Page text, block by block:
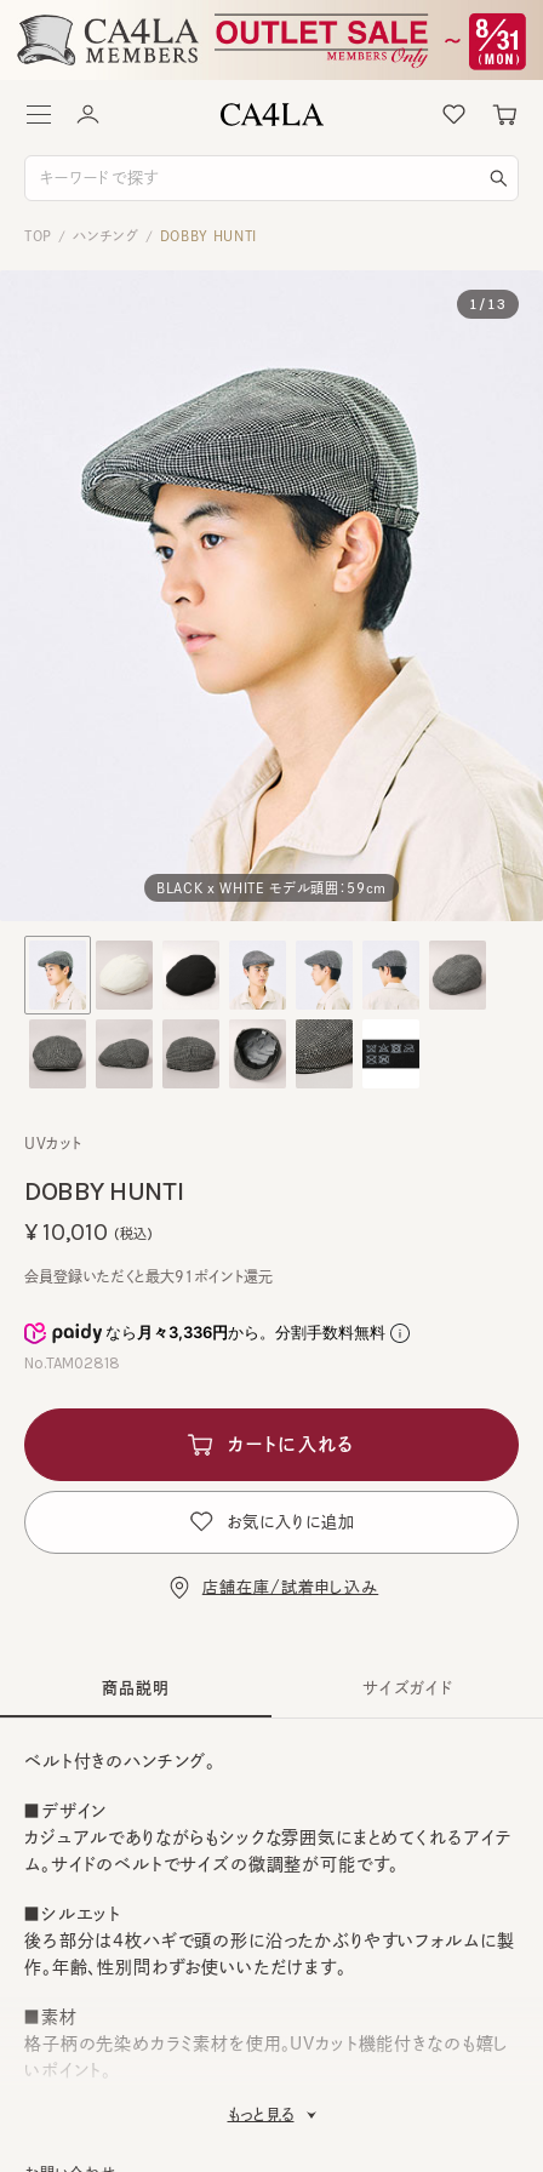
TOP / ハンチング / DOBBY HUNTI
BLACK x WHITE モデル頭囲：59cm
1 / 13
DOBBY HUNTI
UVカット
なら月々3,336円から。分割手数料無料
No.TAM02818
¥10,010 (税込)
会員登録いただくと最大91ポイント還元
カートに入れる
お気に入りに追加
店舗在庫/試着申し込み
商品説明
ベルト付きのハンチング。
■デザイン
カジュアルでありながらもシックな雰囲気にまとめてくれるアイテ
ム。サイドのベルトでサイズの微調整が可能です。
■シルエット
後ろ部分は4枚ハギで頭の形に沿ったかぶりやすいフォルムに製
作。年齢、性別問わずお使いいただけます。
■素材
格子柄の先染めカラミ素材を使用。UVカット機能付きなのも嬉し
いポイント。
もっと見る
サイズガイド